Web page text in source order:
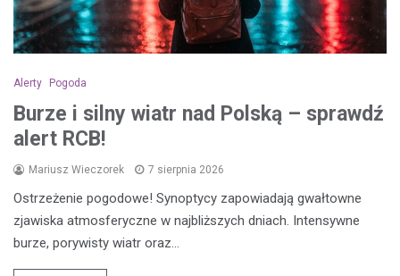
Alerty Pogoda
Burze i silny wiatr nad Polską – sprawdź
alert RCB!
Mariusz Wieczorek 7 sierpnia 2026
Ostrzeżenie pogodowe! Synoptycy zapowiadają gwałtowne
zjawiska atmosferyczne w najbliższych dniach. Intensywne
burze, porywisty wiatr oraz…